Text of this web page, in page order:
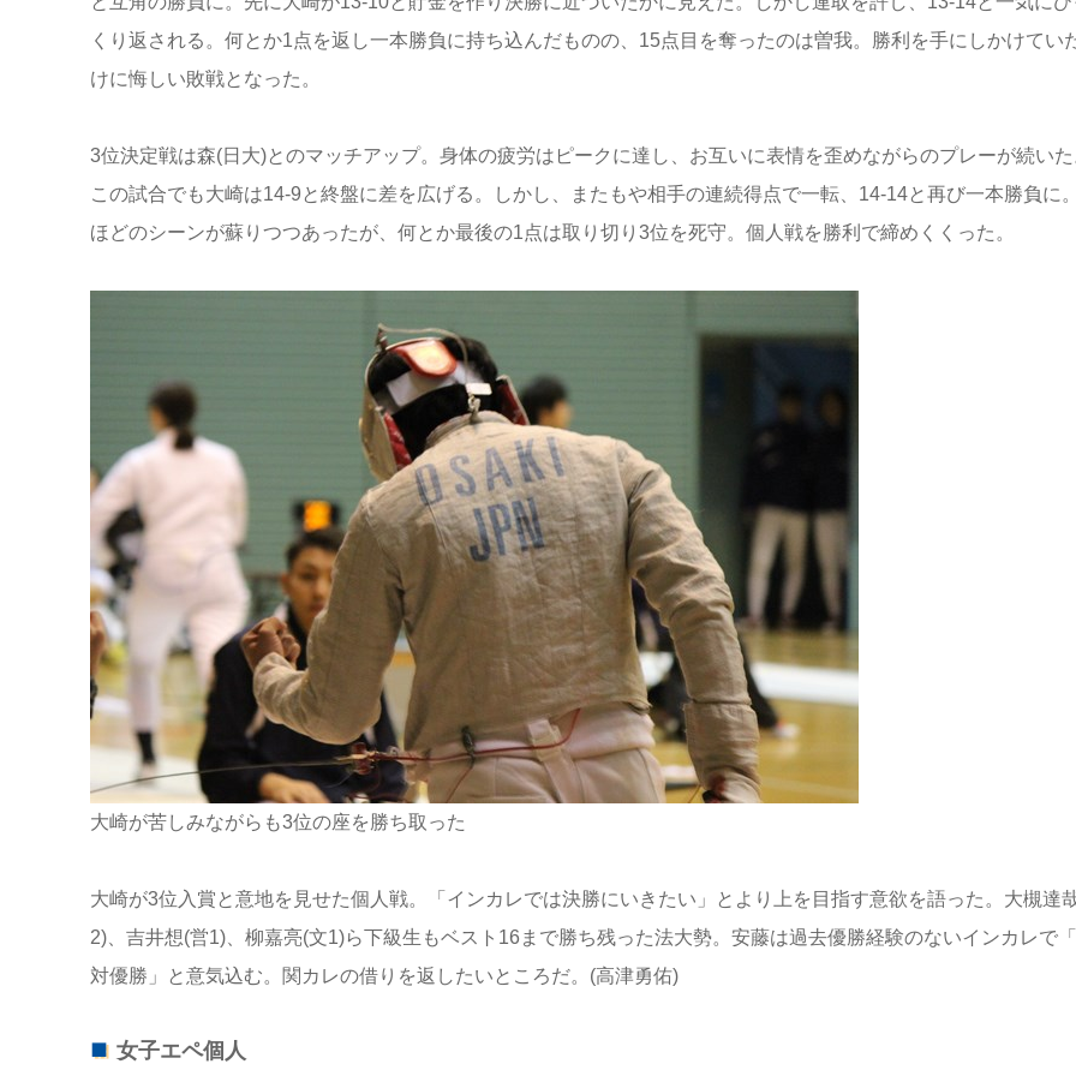
くり返される。何とか1点を返し一本勝負に持ち込んだものの、15点目を奪ったのは曽我。勝利を手にしかけてい
けに悔しい敗戦となった。
3位決定戦は森(日大)とのマッチアップ。身体の疲労はピークに達し、お互いに表情を歪めながらのプレーが続いた
この試合でも大崎は14-9と終盤に差を広げる。しかし、またもや相手の連続得点で一転、14-14と再び一本勝負に
ほどのシーンが蘇りつつあったが、何とか最後の1点は取り切り3位を死守。個人戦を勝利で締めくくった。
大崎が苦しみながらも3位の座を勝ち取った
大崎が3位入賞と意地を見せた個人戦。「インカレでは決勝にいきたい」とより上を目指す意欲を語った。大槻達
2)、吉井想(営1)、柳嘉亮(文1)ら下級生もベスト16まで勝ち残った法大勢。安藤は過去優勝経験のないインカレで
対優勝」と意気込む。関カレの借りを返したいところだ。(高津勇佑)
女子エペ個人